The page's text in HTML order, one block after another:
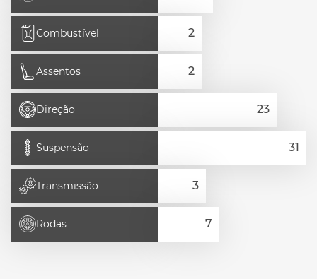
Combustível
Assentos
Direção
Suspensão
Transmissão
Rodas